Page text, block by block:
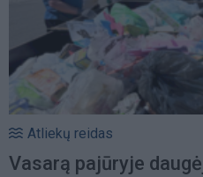
Atliekų reidas
Vasarą pajūryje